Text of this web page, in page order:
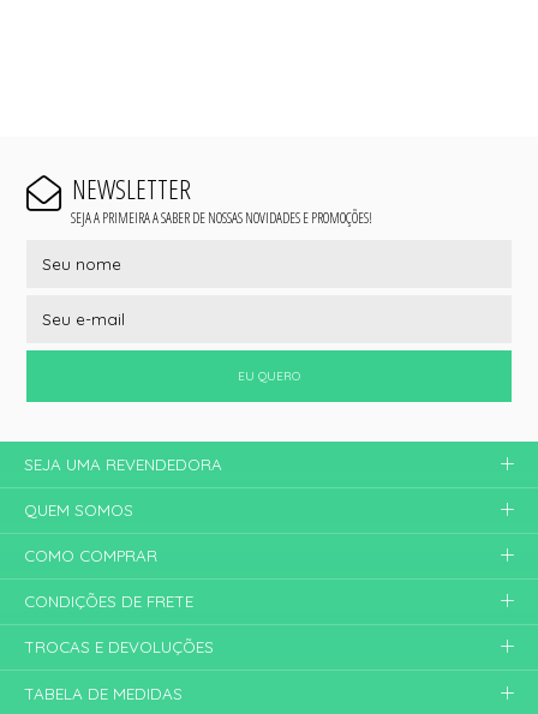
NEWSLETTER
SEJA A PRIMEIRA A SABER DE NOSSAS NOVIDADES E PROMOÇÕES!
EU QUERO
SEJA UMA REVENDEDORA
QUEM SOMOS
COMO COMPRAR
CONDIÇÕES DE FRETE
TROCAS E DEVOLUÇÕES
TABELA DE MEDIDAS